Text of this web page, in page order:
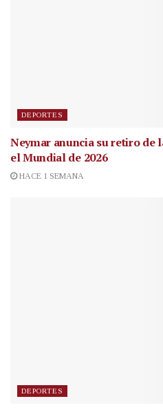
DEPORTES
Neymar anuncia su retiro de
el Mundial de 2026
HACE 1 SEMANA
DEPORTES